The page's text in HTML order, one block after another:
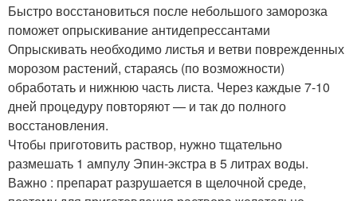
Быстро восстановиться после небольшого заморозка
поможет опрыскивание антидепрессантами
Опрыскивать необходимо листья и ветви поврежденных
морозом растений, стараясь (по возможности)
обработать и нижнюю часть листа. Через каждые 7-10
дней процедуру повторяют — и так до полного
восстановления.
Чтобы приготовить раствор, нужно тщательно
размешать 1 ампулу Эпин-экстра в 5 литрах воды.
Важно : препарат разрушается в щелочной среде,